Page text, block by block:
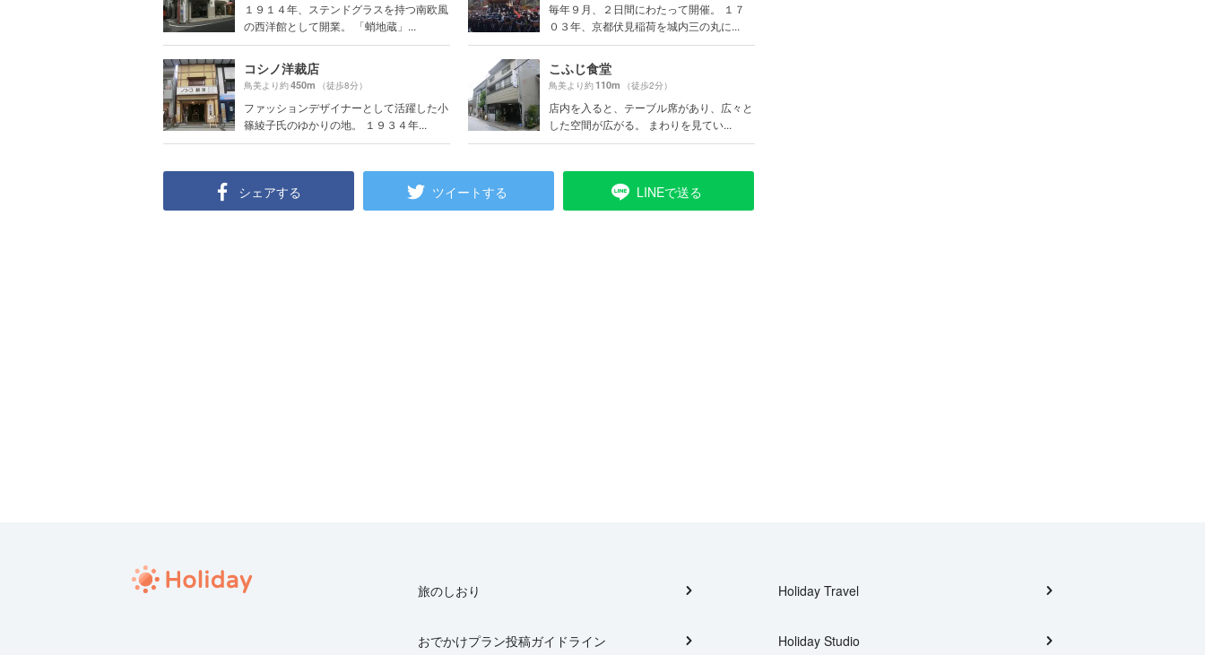
１９１４年、ステンドグラスを持つ南欧風
の西洋館として開業。 「蛸地蔵」...
毎年９月、２日間にわたって開催。 １７
０３年、京都伏見稲荷を城内三の丸に...
コシノ洋裁店
鳥美より約450m （徒歩8分）
ファッションデザイナーとして活躍した小
篠綾子氏のゆかりの地。 １９３４年...
こふじ食堂
鳥美より約110m （徒歩2分）
店内を入ると、テーブル席があり、広々と
した空間が広がる。 まわりを見てい...
シェアする ツイートする LINEで送る
旅のしおり
おでかけプラン投稿ガイドライン
Holiday Travel
Holiday Studio